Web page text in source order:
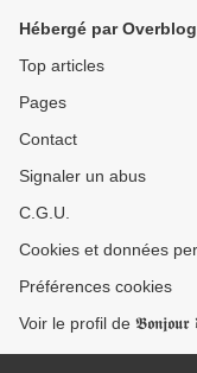
Hébergé par Overblog
Top articles
Pages
Contact
Signaler un abus
C.G.U.
Cookies et données
Préférences cookies
Voir le profil de